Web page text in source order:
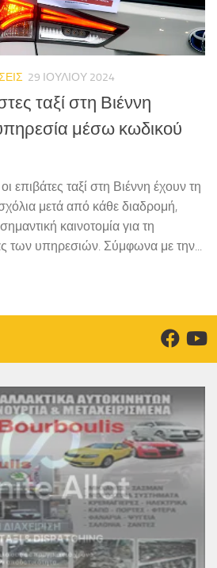
29 ΙΟΥΛΊΟΥ 2024
ταξί στη Βιέννη
μέσω κωδικού
επιβάτες ταξί στη Βιέννη έχουν τη
μετά από κάθε διαδρομή,
καινοτομία για τη
των υπηρεσιών. Σύμφωνα με την...